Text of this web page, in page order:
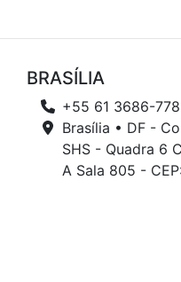
BRASÍLIA
+55 61 3686-
Brasília • DF -
SHS - Quadra 6
A Sala 805 -